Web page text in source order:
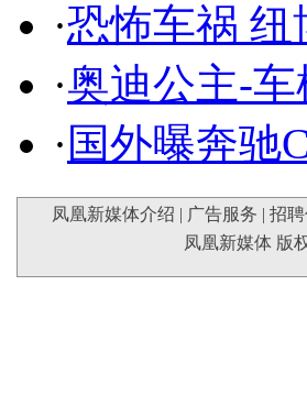
·恐怖车祸
·奥迪公主-
· 国外曝奔驰
凤凰新媒体介绍 | 广告服务 | 招
凤凰新媒体 版